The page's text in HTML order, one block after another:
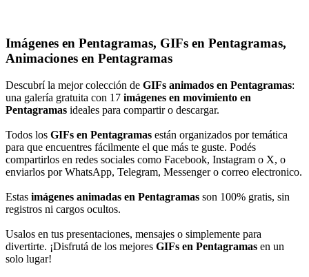
Imágenes en Pentagramas, GIFs en Pentagramas,
Animaciones en Pentagramas
Descubrí la mejor colección de GIFs animados en Pentagramas:
una galería gratuita con 17 imágenes en movimiento en
Pentagramas ideales para compartir o descargar.
Todos los GIFs en Pentagramas están organizados por temática
para que encuentres fácilmente el que más te guste. Podés
compartirlos en redes sociales como Facebook, Instagram o X, o
enviarlos por WhatsApp, Telegram, Messenger o correo electronico.
Estas imágenes animadas en Pentagramas son 100% gratis, sin
registros ni cargos ocultos.
Usalos en tus presentaciones, mensajes o simplemente para
divertirte. ¡Disfrutá de los mejores GIFs en Pentagramas en un
solo lugar!